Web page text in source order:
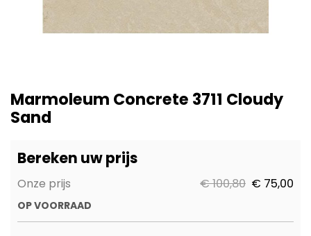
het
begin
afbeeldingen-
Marmoleum Concrete 3711 Cloudy
Sand
Bereken uw prijs
Onze prijs € 100,80 € 75,00
OP VOORRAAD